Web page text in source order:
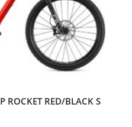
ROCKET RED/BLACK S